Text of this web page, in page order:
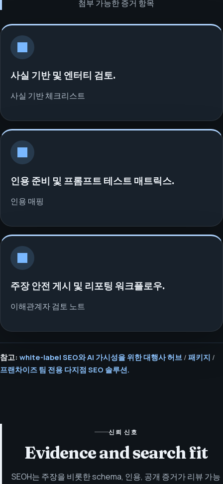
첨부 가능한 증거 항목
사실 기반 및 엔터티 검토.
사실 기반 체크리스트
인용 준비 및 프롬프트 테스트 매트릭스.
인용 매핑
주장 안전 게시 및 리포팅 워크플로우.
이해관계자 검토 노트
참고: white-label SEO와 AI 가시성을 위한 대행사 허브 / 패키지 /
프랜차이즈 팀 전용 다지점 SEO 솔루션.
신뢰 신호
Evidence and search fit
SEOH는 주장을 비롯한 schema, 인용, 공개 증거가 리뷰 가능